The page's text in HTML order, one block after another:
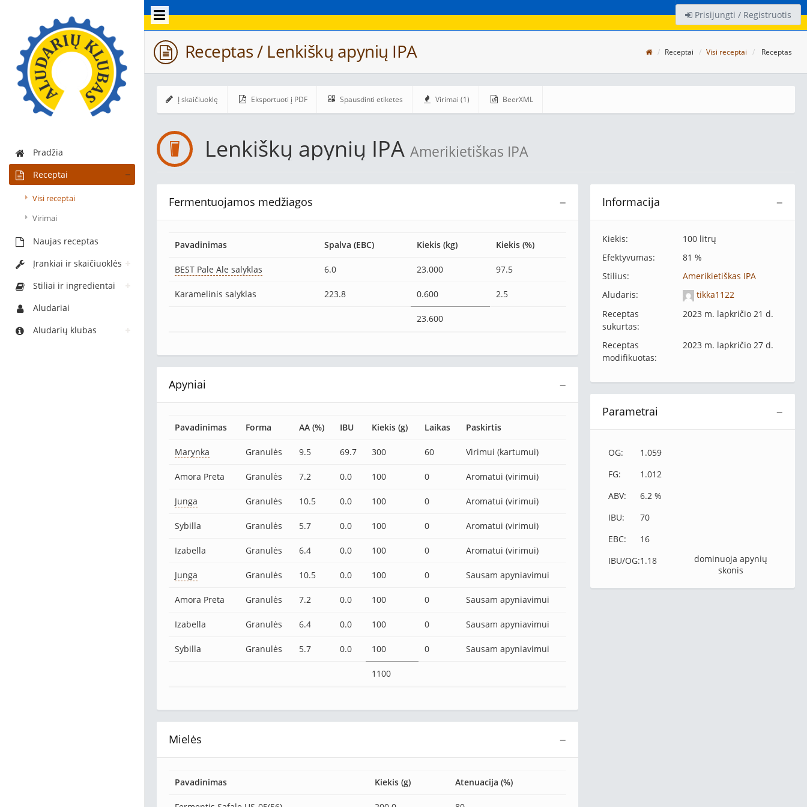
Pradžia
Receptai
Visi receptai
Virimai
Naujas receptas
Įrankiai ir skaičiuoklės
Stiliai ir ingredientai
Aludariai
Aludarių klubas
Prisijungti / Registruotis
Receptas / Lenkiškų apynių IPA Receptai Visi receptai Receptas
Į skaičiuoklę Eksportuoti į PDF Spausdinti etiketes Virimai (1) BeerXML
Lenkiškų apynių IPA Amerikietiškas IPA
−
Informacija
Kiekis:
100 litrų
Efektyvumas:
81 %
Stilius:
Amerikietiškas IPA
Aludaris:
tikka1122
Receptas
sukurtas:
2023 m. lapkričio 21 d.
Receptas
modifikuotas:
2023 m. lapkričio 27 d.
−
Parametrai
OG:
1.059
FG:
1.012
ABV:
6.2 %
IBU:
70
EBC:
16
IBU/OG:1.18
dominuoja apynių
skonis
−
Fermentuojamos medžiagos
Pavadinimas Spalva (EBC) Kiekis (kg) Kiekis (%)
BEST Pale Ale salyklas 6.0 23.000 97.5
Karamelinis salyklas 223.8 0.600 2.5
23.600
−
Apyniai
Pavadinimas Forma AA (%) IBU Kiekis (g) Laikas Paskirtis
Marynka Granulės 9.5 69.7 300 60 Virimui (kartumui)
Amora Preta Granulės 7.2 0.0 100 0 Aromatui (virimui)
Junga Granulės 10.5 0.0 100 0 Aromatui (virimui)
Sybilla Granulės 5.7 0.0 100 0 Aromatui (virimui)
Izabella Granulės 6.4 0.0 100 0 Aromatui (virimui)
Junga Granulės 10.5 0.0 100 0 Sausam apyniavimui
Amora Preta Granulės 7.2 0.0 100 0 Sausam apyniavimui
Izabella Granulės 6.4 0.0 100 0 Sausam apyniavimui
Sybilla Granulės 5.7 0.0 100 0 Sausam apyniavimui
1100
−
Mielės
Pavadinimas Kiekis (g) Atenuacija (%)